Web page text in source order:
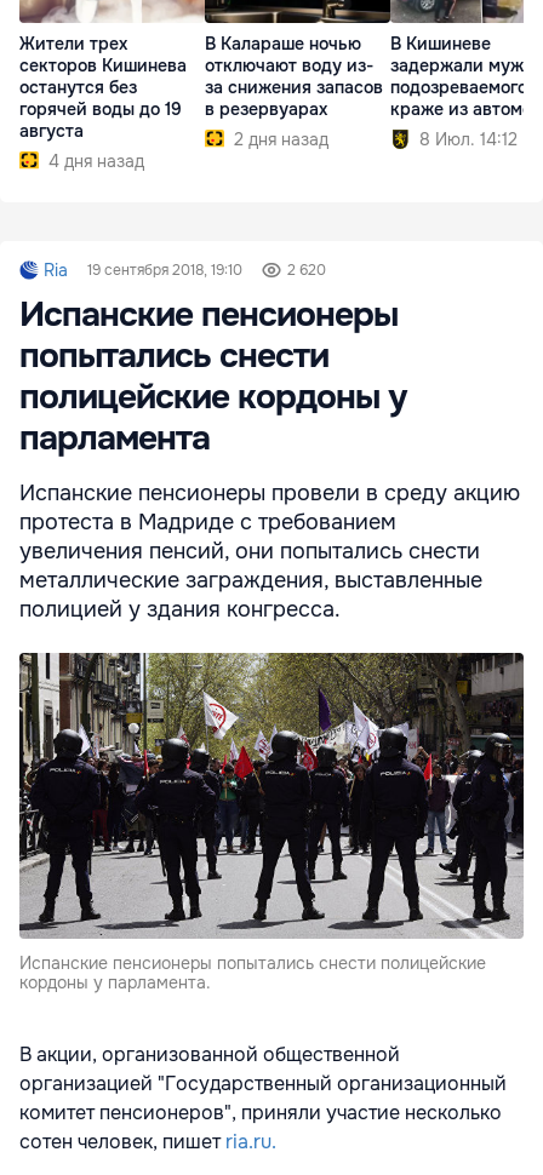
Жители трех
секторов Кишинева
останутся без
горячей воды до 19
августа
4 дня назад
В Калараше ночью
отключают воду из-
за снижения запасов
в резервуарах
2 дня назад
В Кишиневе
задержали
подозреваемого в
краже из
8 Июл. 14:12
Ria 19 сентября 2018, 19:10 2 620
Испанские пенсионеры
попытались снести
полицейские кордоны у
парламента
Испанские пенсионеры провели в среду акцию
протеста в Мадриде с требованием
увеличения пенсий, они попытались снести
металлические заграждения, выставленные
полицией у здания конгресса.
Испанские пенсионеры попытались снести полицейские
кордоны у парламента.
В акции, организованной общественной
организацией "Государственный организационный
комитет пенсионеров", приняли участие несколько
сотен человек, пишетria.ru.